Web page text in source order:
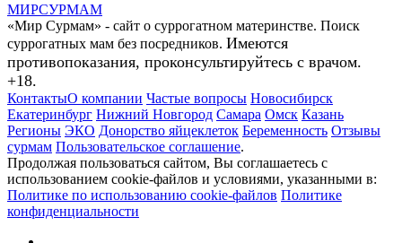
МИРСУРМАМ
«Мир Сурмам» - сайт о суррогатном материнстве. Поиск
суррогатных мам без посредников. Имеются
противопоказания, проконсультируйтесь с врачом.
+18.
КонтактыО компании Частые вопросы Новосибирск
Екатеринбург Нижний Новгород Самара Омск Казань
Регионы ЭКО Донорство яйцеклеток Беременность Отзывы
сурмам Пользовательское соглашение.
Продолжая пользоваться сайтом, Вы соглашаетесь с
использованием cookie-файлов и условиями, указанными в:
Политике по использованию cookie-файлов Политике
конфиденциальности